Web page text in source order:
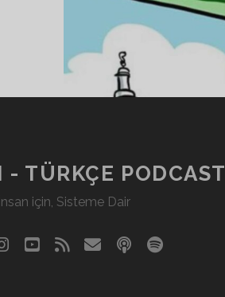
- TÜRKÇE PODCAST
için, Sisteme Dair
instagram
youtube
rss epostapodcastspotify